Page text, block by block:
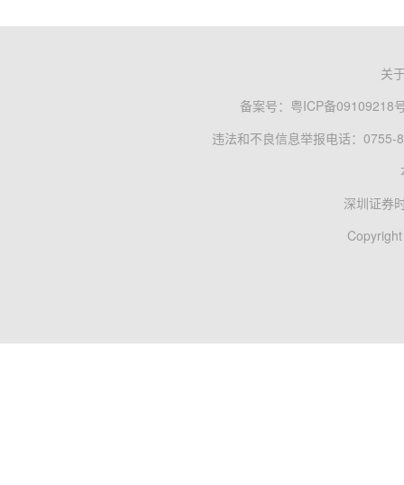
关
备案号： 粤ICP备09109218
违法和不良信息举报电话：0755-
深圳证券